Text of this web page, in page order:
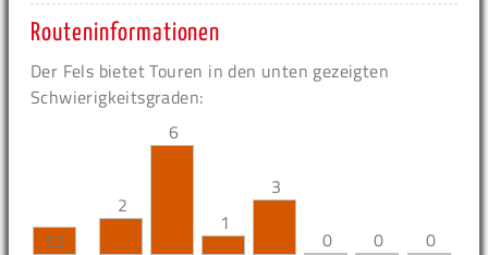
Routeninformationen
Der Fels bietet Touren in den unten gezeigten
Schwierigkeitsgraden:
12
2
6
1
3
0 0 0